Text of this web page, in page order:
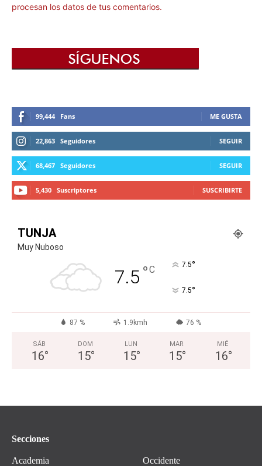
procesan los datos de tus comentarios.
99,444 Fans ME GUSTA
22,863 Seguidores SEGUIR
68,467 Seguidores SEGUIR
5,430 Suscriptores SUSCRIBIRTE
TUNJA
Muy Nuboso
7.5 °C 7.5°
7.5°
87 % 1.9kmh 76 %
SÁB
16°
DOM
15°
LUN
15°
MAR
15°
MIÉ
16°
Secciones
Academia
Occidente